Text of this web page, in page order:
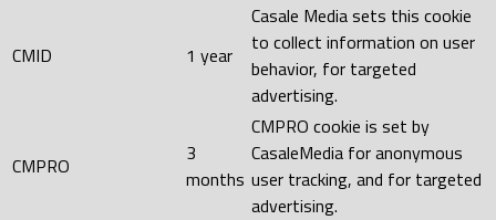
CMID 1 year
Casale Media sets this cookie
to collect information on user
behavior, for targeted
advertising.
CMPRO
3
months
CMPRO cookie is set by
CasaleMedia for anonymous
user tracking, and for targeted
advertising.